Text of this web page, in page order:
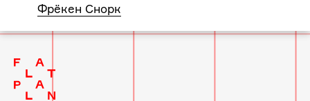
Фрёкен Снорк